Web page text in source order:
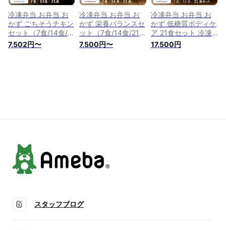
冷凍弁当 お弁当 お
かず ごちそうチキン
セット（7食/14食/21
食）レトルト食品 ギ
フト 栄養バランス
7,502円〜
冷凍弁当 お弁当 お
かず 栄養バランスセ
ット（7食/14食/21
食）レトルト食品 ギ
フト 栄養バランス
7,500円〜
冷凍弁当 お弁当 お
かず 低糖質ボディケ
ア 21食セット 冷凍
食品 三ツ星ファーム
一人暮らし カロリー
17,500円
スタッフブログ